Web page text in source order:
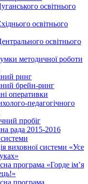
освітнього
освітнього
освітнього
методичної роботи
ринг
брейн-ринг
оперативки
педагогічного
пробіг
рада 2015-2016
виховної системи «Усе
програма «Горде ім’я
програма